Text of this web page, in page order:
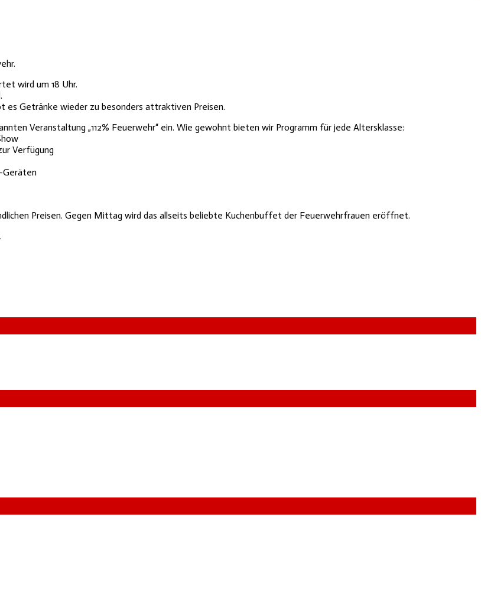
wird um 18 Uhr.
es Getränke wieder zu besonders attraktiven Preisen.
Veranstaltung „112% Feuerwehr“ ein. Wie gewohnt bieten wir Programm für jede Altersklasse:
Verfügung
Geräten
Preisen. Gegen Mittag wird das allseits beliebte Kuchenbuffet der Feuerwehrfrauen eröffnet.